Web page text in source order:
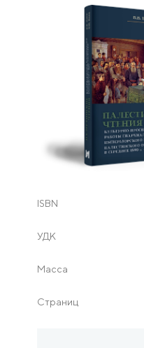
ISBN
УДК
Масса
Страниц